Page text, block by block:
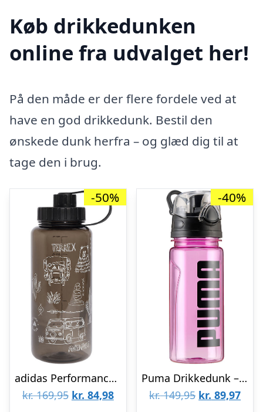
Køb drikkedunken
online fra udvalget her!
På den måde er der flere fordele ved at
have en god drikkedunk. Bestil den
ønskede dunk herfra – og glæd dig til at
tage den i brug.
-50%
adidas Performance Drikkedunk – Terrex – 1L – Chalk White
kr.169,95 Den
kr. 84,98Den
-40%
Puma Drikkedunk – Sportstyle – 600 ml – Mauve Pop
kr.149,95 Den
kr. 89,97Den